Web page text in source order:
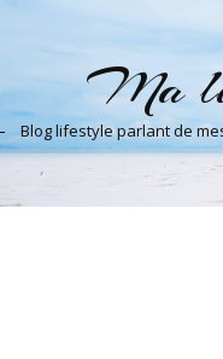
Ma
Blog lifestyle parlant de